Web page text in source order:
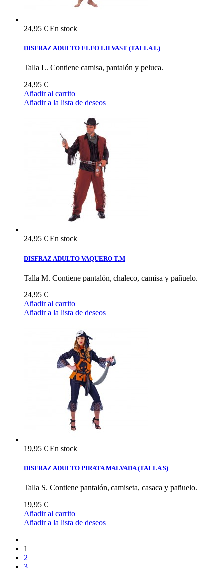
24,95 € En stock
DISFRAZ ADULTO ELFO LILVAST (TALLA L)
Talla L. Contiene camisa, pantalón y peluca.
24,95 €
Añadir al carrito
Añadir a la lista de deseos
24,95 € En stock
DISFRAZ ADULTO VAQUERO T.M
Talla M. Contiene pantalón, chaleco, camisa y pañuelo.
24,95 €
Añadir al carrito
Añadir a la lista de deseos
19,95 € En stock
DISFRAZ ADULTO PIRATA MALVADA (TALLA S)
Talla S. Contiene pantalón, camiseta, casaca y pañuelo.
19,95 €
Añadir al carrito
Añadir a la lista de deseos
1
2